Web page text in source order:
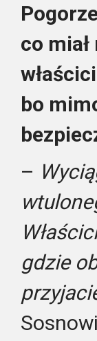
co
bo
–
gdzie